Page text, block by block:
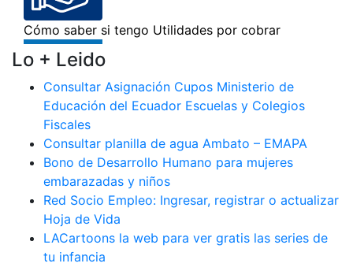
Lo + Leido
Consultar Asignación Cupos Ministerio de
Educación del Ecuador Escuelas y Colegios
Fiscales
Consultar planilla de agua Ambato – EMAPA
Bono de Desarrollo Humano para mujeres
embarazadas y niños
Red Socio Empleo: Ingresar, registrar o actualizar
Hoja de Vida
LACartoons la web para ver gratis las series de
tu infancia